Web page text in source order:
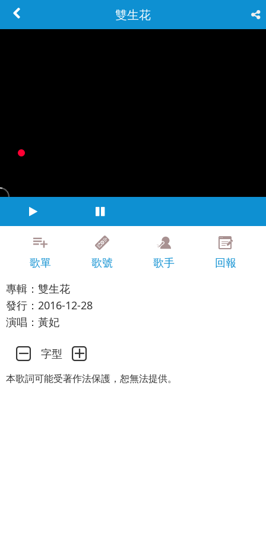
雙生花
歌單 歌號 歌手
回報
專輯：雙生花
發行：2016-12-28
演唱：黃妃
字型
本歌詞可能受著作法保護，恕無法提供。